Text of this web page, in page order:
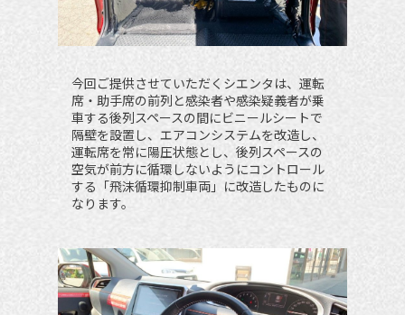
今回ご提供させていただくシエンタは、運転
席・助手席の前列と感染者や感染疑義者が乗
車する後列スペースの間にビニールシートで
隔壁を設置し、エアコンシステムを改造し、
運転席を常に陽圧状態とし、後列スペースの
空気が前方に循環しないようにコントロール
する「飛沫循環抑制車両」に改造したものに
なります。